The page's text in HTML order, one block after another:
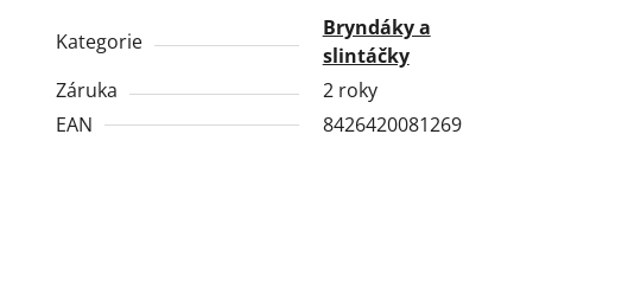
Kategorie
Bryndáky a
slintáčky
Záruka
2 roky
EAN
8426420081269